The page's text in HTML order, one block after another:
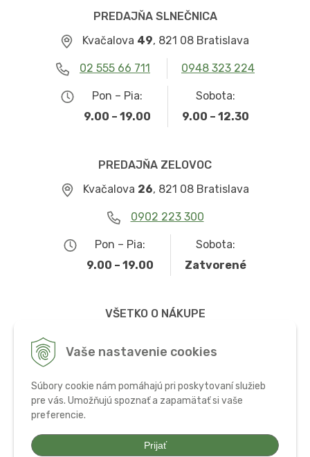
Vaše nastavenie cookies
Súbory cookie nám pomáhajú pri poskytovaní služieb
pre vás. Umožňujú spoznať a zapamätať si vaše
preferencie.
Prijať
PREDAJŇA SLNEČNICA
Kvačalova 49, 821 08 Bratislava
02 555 66 711 0948 323 224
Pon – Pia:
9.00 – 19.00
Sobota:
9.00 – 12.30
PREDAJŇA ZELOVOC
Kvačalova 26, 821 08 Bratislava
0902 223 300
Pon – Pia:
9.00 – 19.00
Sobota:
Zatvorené
VŠETKO O NÁKUPE
Ochrana osobných údajov